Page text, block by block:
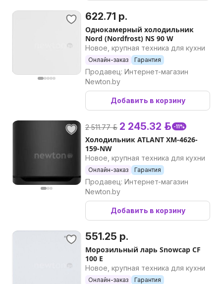
622.71 р.
Однокамерный холодильник
Nord (Nordfrost) NS 90 W
Новое, крупная техника для кухни
Онлайн-заказ Гарантия
Продавец: Интернет-магазин
Newton.by
Добавить в корзину
2 511.77 р. 2 245.32 р. -11%
Холодильник ATLANT ХМ-4626-
159-NW
Новое, крупная техника для кухни
Онлайн-заказ Гарантия
Продавец: Интернет-магазин
Newton.by
Добавить в корзину
551.25 р.
Морозильный ларь Snowcap CF
100 E
Новое, крупная техника для кухни
Онлайн-заказ Гарантия